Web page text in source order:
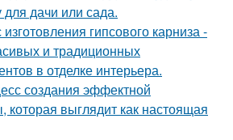
для дачи или сада.
гипсового карниза -
и традиционных
в отделке интерьера.
создания эффектной
которая выглядит как настоящая